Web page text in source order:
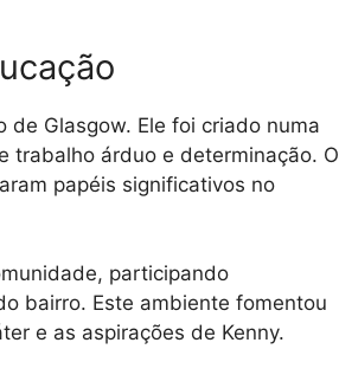
de Glasgow. Ele foi criado numa
trabalho árduo e determinação. O
papéis significativos no
participando
bairro. Este ambiente fomentou
e as aspirações de Kenny.